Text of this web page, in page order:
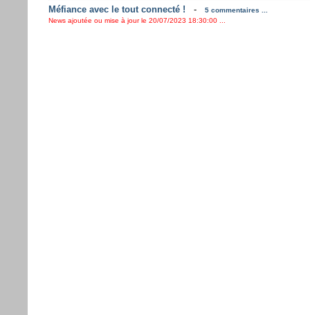
Méfiance avec le tout connecté ! -
5 commentaires ...
News ajoutée ou mise à jour le 20/07/2023 18:30:00 ...